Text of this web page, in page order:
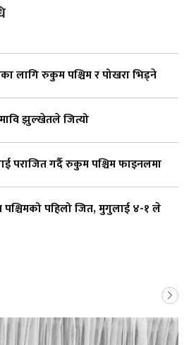
लागि रुकुम पश्चिम र पोखरा भिड्ने
झुल्खेतले जित्यो
पराजित गर्दै रुकुम पश्चिम फाइनलमा
पहिलो जित, मुगुलाई ४-१ ले